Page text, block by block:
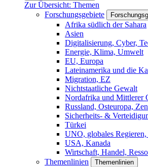
Zur Übersicht: Themen
Forschungsgebiete
Afrika südlich der Sahara
Asien
Digitalisierung, Cyber,
Energie, Klima, Umwelt
EU, Europa
Lateinamerika und die
Migration, EZ
Nichtstaatliche Gewalt
Nordafrika und Mittlerer
Russland, Osteuropa,
Sicherheits- &
Türkei
UNO, globales
USA, Kanada
Wirtschaft, Handel,
Themenlinien
Themenlinien